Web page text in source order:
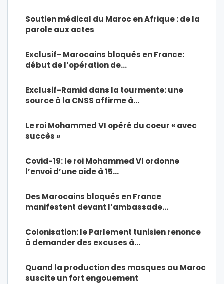
Soutien médical du Maroc en Afrique : de la
parole aux actes
Exclusif- Marocains bloqués en France:
début de l’opération de…
Exclusif-Ramid dans la tourmente: une
source à la CNSS affirme à…
Le roi Mohammed VI opéré du coeur « avec
succès »
Covid-19: le roi Mohammed VI ordonne
l’envoi d’une aide à 15…
Des Marocains bloqués en France
manifestent devant l’ambassade…
Colonisation: le Parlement tunisien renonce
à demander des excuses à…
Quand la production des masques au Maroc
suscite un fort engouement